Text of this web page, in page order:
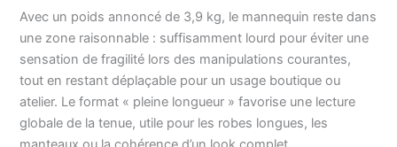
Avec un poids annoncé de 3,9 kg, le mannequin reste dans
une zone raisonnable : suffisamment lourd pour éviter une
sensation de fragilité lors des manipulations courantes,
tout en restant déplaçable pour un usage boutique ou
atelier. Le format « pleine longueur » favorise une lecture
globale de la tenue, utile pour les robes longues, les